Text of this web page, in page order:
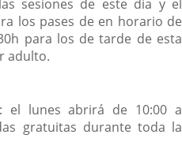
sesiones de este día y el
los pases de en horario de
para los de tarde de esta
adulto.
el lunes abrirá de 10:00 a
gratuitas durante toda la